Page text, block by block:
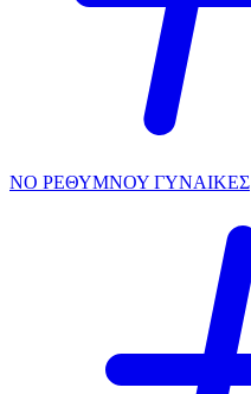
ΝΟ ΡΕΘΥΜΝΟΥ ΓΥΝΑΙΚΕΣ